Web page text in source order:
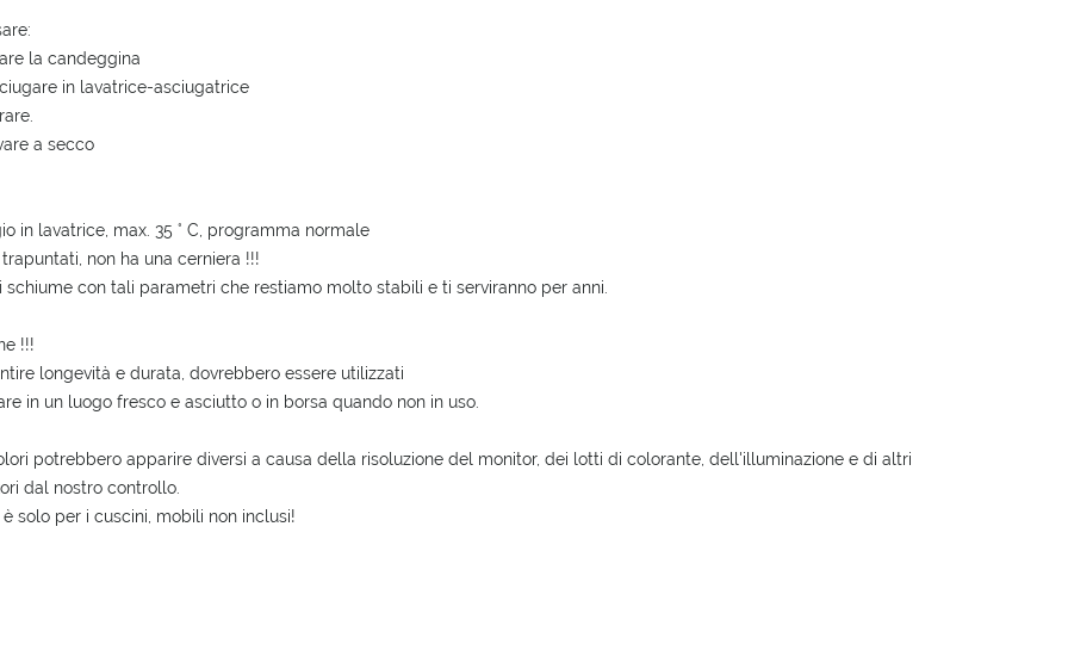
la candeggina
in lavatrice-asciugatrice
a secco
in lavatrice, max. 35 ° C, programma normale
trapuntati, non ha una cerniera !!!
schiume con tali parametri che restiamo molto stabili e ti serviranno per anni.
!!!
longevità e durata, dovrebbero essere utilizzati
in un luogo fresco e asciutto o in borsa quando non in uso.
potrebbero apparire diversi a causa della risoluzione del monitor, dei lotti di colorante, dell'illuminazione e di altri
dal nostro controllo.
è solo per i cuscini, mobili non inclusi!